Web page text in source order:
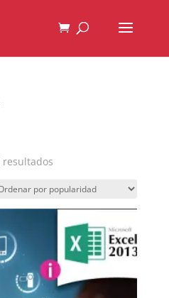
resultadosOrdenado
popularidad